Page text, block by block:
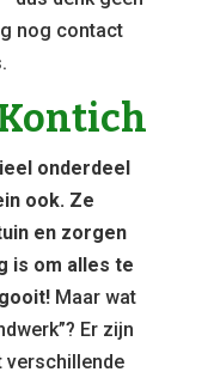
nog contact
onderdeel
ook. Ze
en zorgen
is om alles te
Maar wat
Er zijn
verschillende